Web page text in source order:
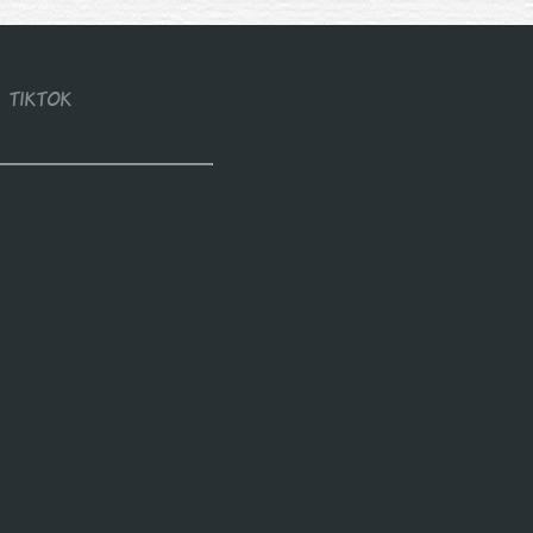
TIKTOK